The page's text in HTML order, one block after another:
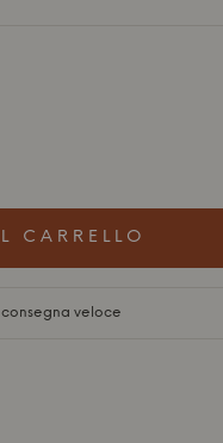
CARRELLO
veloce